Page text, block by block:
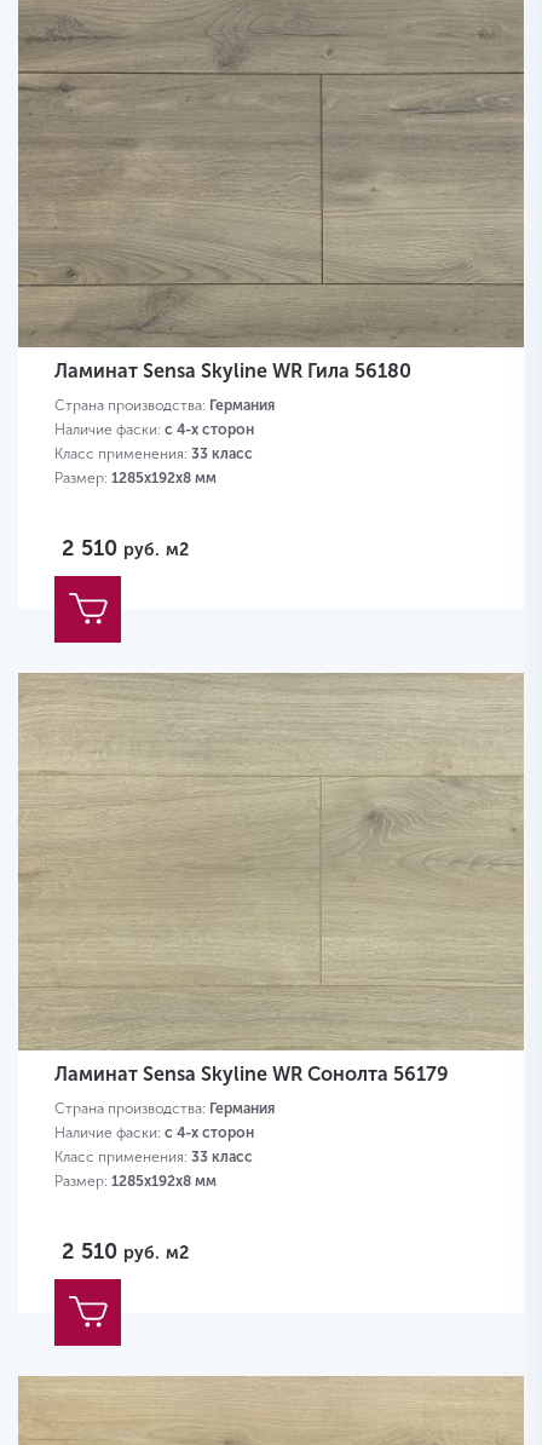
Ламинат Sensa Skyline WR Гила 56180
Страна производства: Германия
Наличие фаски: с 4-х сторон
Класс применения: 33 класс
Размер: 1285х192х8 мм
2 510 руб. м2
Ламинат Sensa Skyline WR Сонолта 56179
Страна производства: Германия
Наличие фаски: с 4-х сторон
Класс применения: 33 класс
Размер: 1285х192х8 мм
2 510 руб. м2